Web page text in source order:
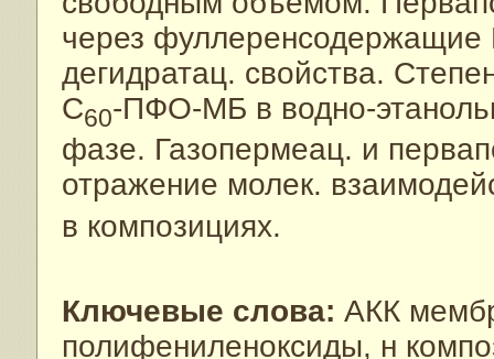
через
дегидратац. свойства.
C60-ПФО-МБ в водно-
фазе. Газопермеац. и
отражение молек.
в композициях.
Ключевые слова: АКК
полифениленоксиды, н